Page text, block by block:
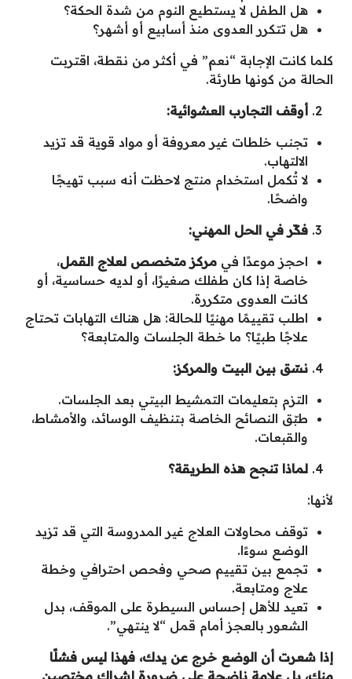
هل الطفل لا يستطيع النوم من شدة الحكة؟
هل تتكرر العدوى منذ أسابيع أو أشهر؟
كلما كانت الإجابة “نعم” في أكثر من نقطة، اقتربت
الحالة من كونها طارئة.
أوقف التجارب العشوائية:
تجنب خلطات غير معروفة أو مواد قوية قد تزيد
الالتهاب.
لا تُكمل استخدام منتج لاحظت أنه سبب تهيجًا
واضحًا.
فكّر في الحل المهني:
احجز موعدًا في مركز متخصص لعلاج القمل،
خاصة إذا كان طفلك صغيرًا، أو لديه حساسية، أو
كانت العدوى متكررة.
اطلب تقييمًا مهنيًا للحالة: هل هناك التهابات تحتاج
علاجًا طبيًا؟ ما خطة الجلسات والمتابعة؟
نسّق بين البيت والمركز:
التزم بتعليمات التمشيط البيتي بعد الجلسات.
طبّق النصائح الخاصة بتنظيف الوسائد، والأمشاط،
والقبعات.
لماذا تنجح هذه الطريقة؟
لأنها:
توقف محاولات العلاج غير المدروسة التي قد تزيد
الوضع سوءًا.
تجمع بين تقييم صحي وفحص احترافي وخطة
علاج ومتابعة.
تعيد للأهل إحساس السيطرة على الموقف، بدل
الشعور بالعجز أمام قمل “لا ينتهي”.
إذا شعرت أن الوضع خرج عن يدك، فهذا ليس فشلًا
منك، بل علامة ناضجة على ضرورة إشراك مختصين